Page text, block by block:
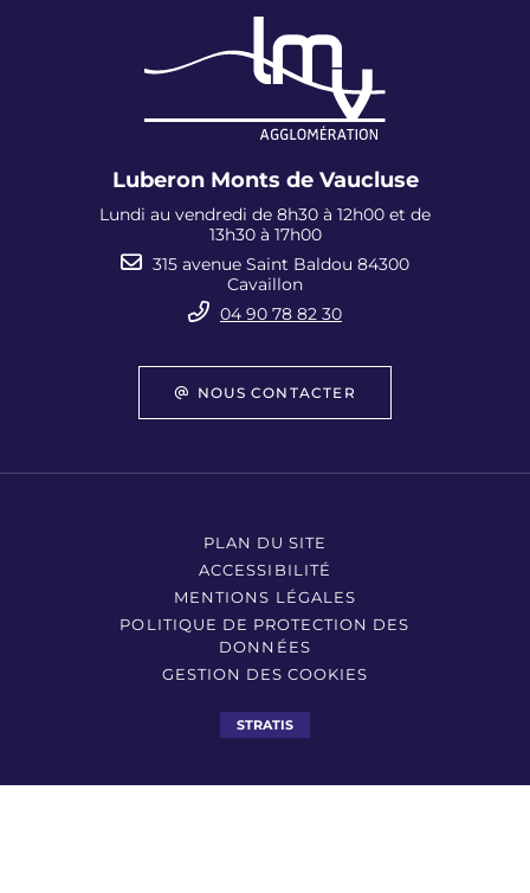
Luberon Monts de Vaucluse
Lundi au vendredi de 8h30 à 12h00 et de
13h30 à 17h00
315 avenue Saint Baldou 84300
Cavaillon
04 90 78 82 30
NOUS CONTACTER
PLAN DU SITE
ACCESSIBILITÉ
MENTIONS LÉGALES
POLITIQUE DE PROTECTION DES
DONNÉES
GESTION DES COOKIES
STRATIS